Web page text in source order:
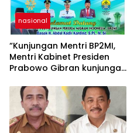
nasional
“Kunjungan Mentri BP2MI,
Mentri Kabinet Presiden
Prabowo Gibran kunjungan
Dampal Selatan”